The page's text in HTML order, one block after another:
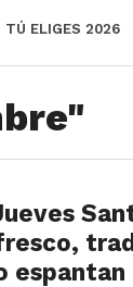
TÚ ELIGES 2026
espantan